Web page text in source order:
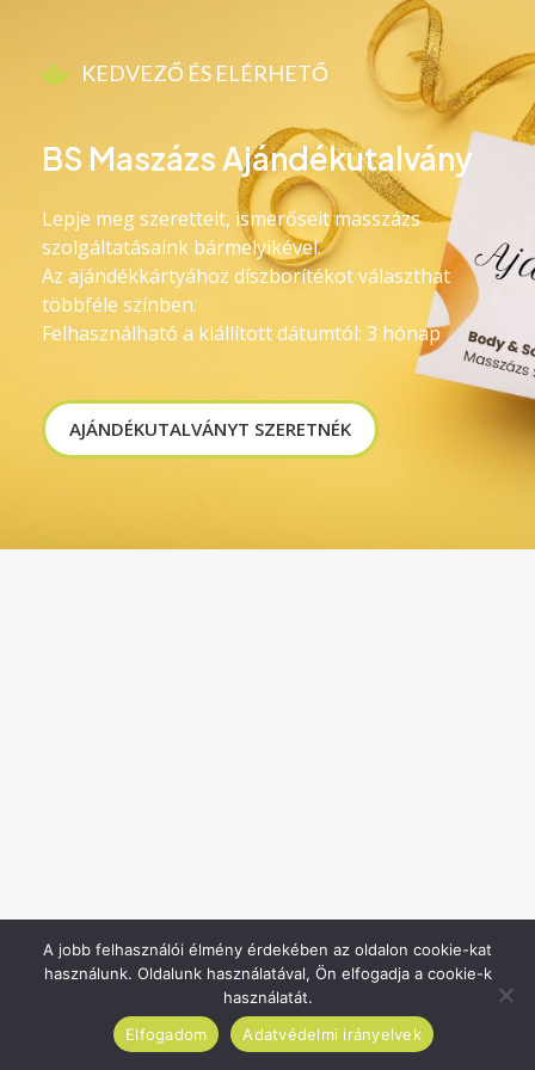
KEDVEZŐ ÉS ELÉRHETŐ
BS Maszázs Ajándékutalvány
Lepje meg szeretteit, ismerőseit masszázs
szolgáltatásaink bármelyikével.
Az ajándékkártyához díszborítékot választhat
többféle színben.
Felhasználható a kiállított dátumtól: 3 hónap
AJÁNDÉKUTALVÁNYT SZERETNÉK
A jobb felhasználói élmény érdekében az oldalon cookie-kat
használunk. Oldalunk használatával, Ön elfogadja a cookie-k
használatát.
Elfogadom
Adatvédelmi irányelvek